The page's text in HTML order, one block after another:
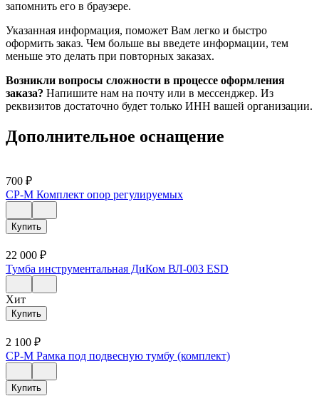
запомнить его в браузере.
Указанная информация, поможет Вам легко и быстро
оформить заказ. Чем больше вы введете информации, тем
меньше это делать при повторных заказах.
Возникли вопросы сложности в процессе оформления
заказа? Напишите нам на почту или в мессенджер. Из
реквизитов достаточно будет только ИНН вашей организации.
Дополнительное оснащение
700 ₽
СР-М Комплект опор регулируемых
Купить
22 000 ₽
Тумба инструментальная ДиКом ВЛ-003 ESD
Хит
Купить
2 100 ₽
СР-М Рамка под подвесную тумбу (комплект)
Купить